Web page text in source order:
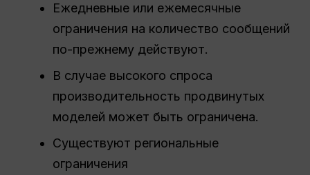
Ежедневные или ежемесячные
ограничения на количество сообщений
по-прежнему действуют.
В случае высокого спроса
производительность продвинутых
моделей может быть ограничена.
Существуют региональные
ограничения